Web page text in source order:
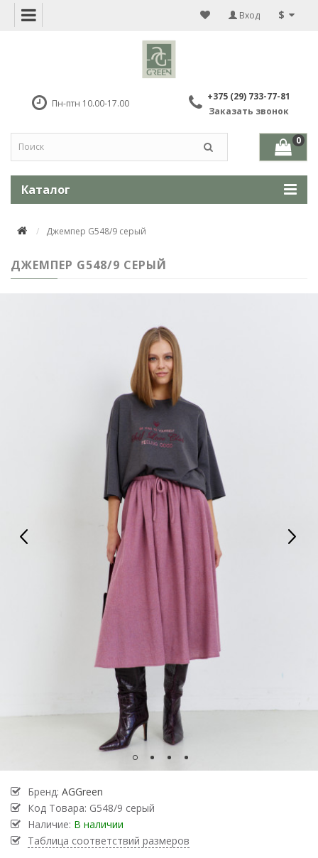
$
Вход
Пн-птн 10.00-17.00
+375 (29) 733-77-81
Заказать звонок
0
Каталог
Джемпер G548/9 серый
ДЖЕМПЕР G548/9 СЕРЫЙ
Бренд: AGGreen
Код Товара: G548/9 серый
Наличие: В наличии
Таблица соответствий размеров